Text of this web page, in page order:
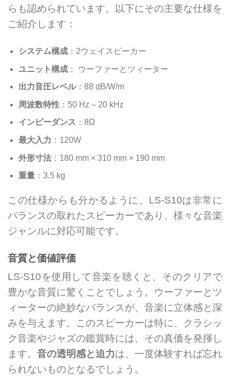
らも認められています。以下にその主要な仕様を
ご紹介します：
システム構成：2ウェイスピーカー
ユニット構成： ウーファーとツィーター
出力音圧レベル：88 dB/W/m
周波数特性：50 Hz – 20 kHz
インピーダンス ：8Ω
最大入力 ：120W
外形寸法：180 mm × 310 mm × 190 mm
重量：3.5 kg
この仕様からも分かるように、LS-S10は非常に
バランスの取れたスピーカーであり、様々な音楽
ジャンルに対応可能です。
音質と価値評価
LS-S10を使用して音楽を聴くと、そのクリアで
豊かな音質に驚くことでしょう。ウーファーとツ
ィーターの絶妙なバランスが、音楽に立体感と深
みを与えます。このスピーカーは特に、クラシッ
ク音楽やジャズの鑑賞時には、その真価を発揮し
ます。 音の透明感と迫力は、一度体験すれば忘れ
られないものとなるでしょう。